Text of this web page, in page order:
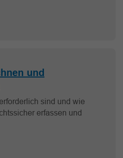
und
sind und wie
erfassen und